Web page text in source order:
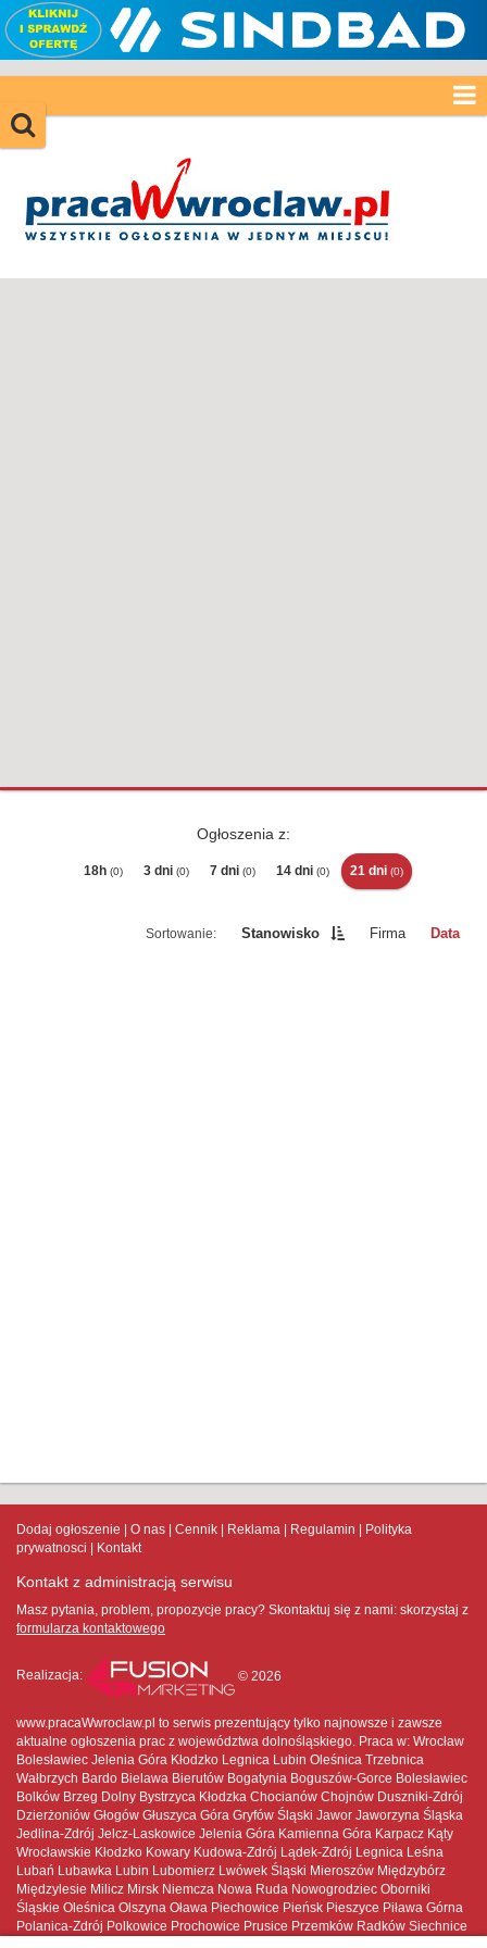
Ogłoszenia z:
18h (0) 3 dni (0) 7 dni (0) 14 dni (0) 21 dni (0)
Stanowisko Firma Data
Dodaj ogłoszenie O nas Cennik Reklama Regulamin
Polityka
prywatnosci
Kontakt
Kontakt z administracją serwisu
Masz pytania, problem, propozycje pracy? Skontaktuj się z nami: skorzystaj z
formularza kontaktowego
Realizacja: © 2026
www.pracaWwroclaw.pl to serwis prezentujący tylko najnowsze i zawsze
aktualne ogłoszenia prac z województwa dolnośląskiego. Praca w: Wrocław
Bolesławiec Jelenia Góra Kłodzko Legnica Lubin Oleśnica Trzebnica
Wałbrzych Bardo Bielawa Bierutów Bogatynia Boguszów-Gorce Bolesławiec
Bolków Brzeg Dolny Bystrzyca Kłodzka Chocianów Chojnów Duszniki-Zdrój
Dzierżoniów Głogów Głuszyca Góra Gryfów Śląski Jawor Jaworzyna Śląska
Jedlina-Zdrój Jelcz-Laskowice Jelenia Góra Kamienna Góra Karpacz Kąty
Wrocławskie Kłodzko Kowary Kudowa-Zdrój Lądek-Zdrój Legnica Leśna
Lubań Lubawka Lubin Lubomierz Lwówek Śląski Mieroszów Międzybórz
Międzylesie Milicz Mirsk Niemcza Nowa Ruda Nowogrodziec Oborniki
Śląskie Oleśnica Olszyna Oława Piechowice Pieńsk Pieszyce Piława Górna
Polanica-Zdrój Polkowice Prochowice Prusice Przemków Radków Siechnice